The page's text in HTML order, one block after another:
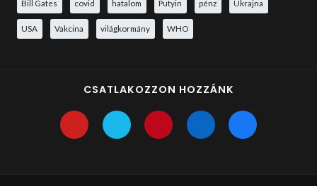
Bill Gates covid hatalom Putyin pénz Ukrajna
USA Vakcina világkormány WHO
CSATLAKOZZON HOZZÁNK